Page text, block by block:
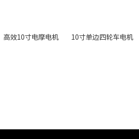
高效10寸电摩电机 10寸单边四轮车电机